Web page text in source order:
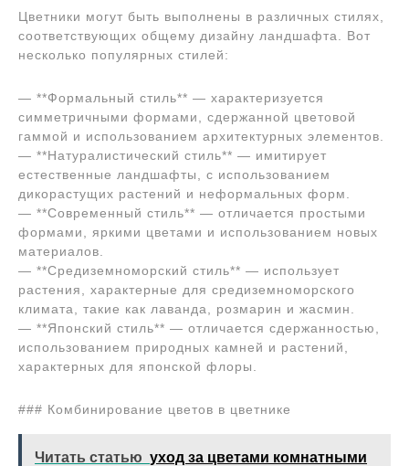
Цветники могут быть выполнены в различных стилях,
соответствующих общему дизайну ландшафта. Вот
несколько популярных стилей:
— **Формальный стиль** — характеризуется
симметричными формами, сдержанной цветовой
гаммой и использованием архитектурных элементов.
— **Натуралистический стиль** — имитирует
естественные ландшафты, с использованием
дикорастущих растений и неформальных форм.
— **Современный стиль** — отличается простыми
формами, яркими цветами и использованием новых
материалов.
— **Средиземноморский стиль** — использует
растения, характерные для средиземноморского
климата, такие как лаванда, розмарин и жасмин.
— **Японский стиль** — отличается сдержанностью,
использованием природных камней и растений,
характерных для японской флоры.
### Комбинирование цветов в цветнике
Читать статью уход за цветами комнатными